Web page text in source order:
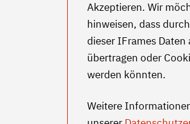
Akzeptieren. Wir
hinweisen, dass
dieser IFrames Daten
übertragen oder
werden könnten.
Weitere